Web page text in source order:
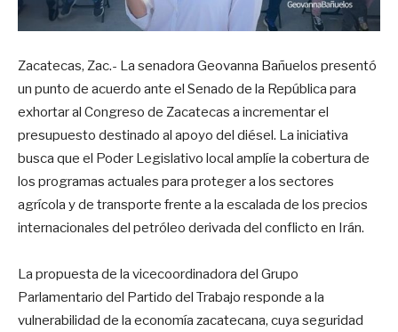
Zacatecas, Zac.- La senadora Geovanna Bañuelos presentó
un punto de acuerdo ante el Senado de la República para
exhortar al Congreso de Zacatecas a incrementar el
presupuesto destinado al apoyo del diésel. La iniciativa
busca que el Poder Legislativo local amplíe la cobertura de
los programas actuales para proteger a los sectores
agrícola y de transporte frente a la escalada de los precios
internacionales del petróleo derivada del conflicto en Irán.
La propuesta de la vicecoordinadora del Grupo
Parlamentario del Partido del Trabajo responde a la
vulnerabilidad de la economía zacatecana, cuya seguridad